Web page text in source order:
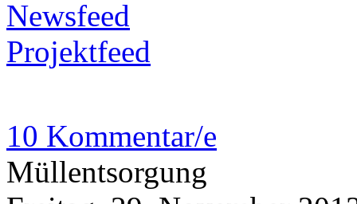
Newsfeed
Projektfeed
10 Kommentar/e
Müllentsorgung